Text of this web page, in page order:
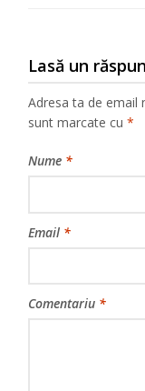
Lasă un
Adresa ta de email
sunt marcate cu*
Nume *
Email *
Comentariu *